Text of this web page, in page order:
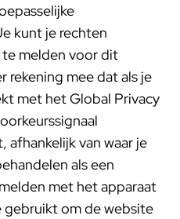
kunt je rechten
melden voor dit
rekening mee dat als je
met het Global Privacy
afhankelijk van waar je
als een
met het apparaat
gebruikt om de website